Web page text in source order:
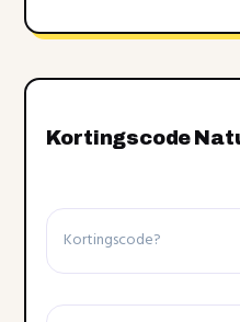
Kortingscode
Kortingscode
Winkel